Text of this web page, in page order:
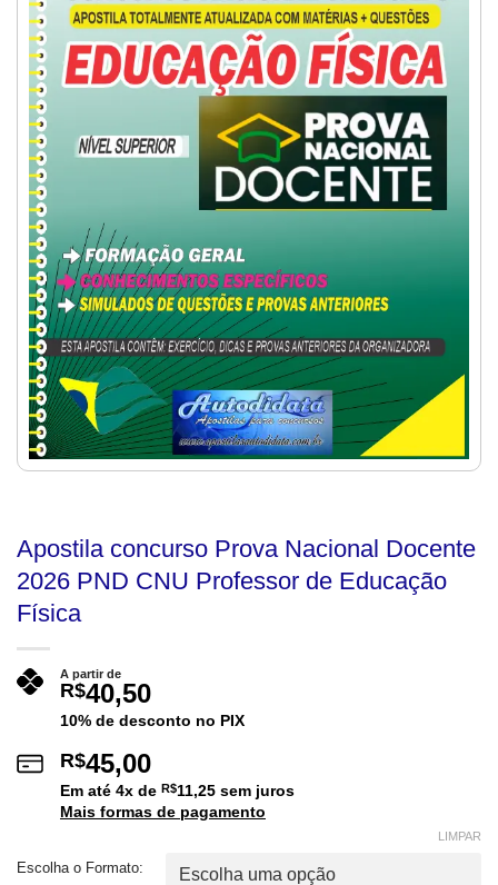
Apostila concurso Prova Nacional Docente
2026 PND CNU Professor de Educação
Física
A partir de
R$40,50
10% de desconto no PIX
R$45,00
Em até 4x de R$11,25 sem juros
Mais formas de pagamento
Escolha o Formato:
LIMPAR